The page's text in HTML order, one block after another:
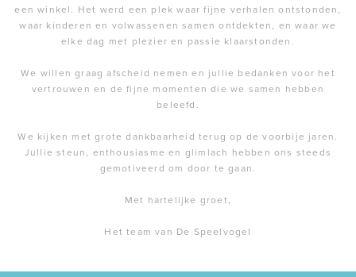
een winkel. Het werd een plek waar fijne verhalen ontstonden,
waar kinderen en volwassenen samen ontdekten, en waar we
elke dag met plezier en passie klaarstonden.
We willen graag afscheid nemen en jullie bedanken voor het
vertrouwen en de fijne momenten die we samen hebben
beleefd.
We kijken met grote dankbaarheid terug op de voorbije jaren.
Jullie steun, enthousiasme en glimlach hebben ons steeds
gemotiveerd om door te gaan.
Met hartelijke groet,
Het team van De Speelvogel